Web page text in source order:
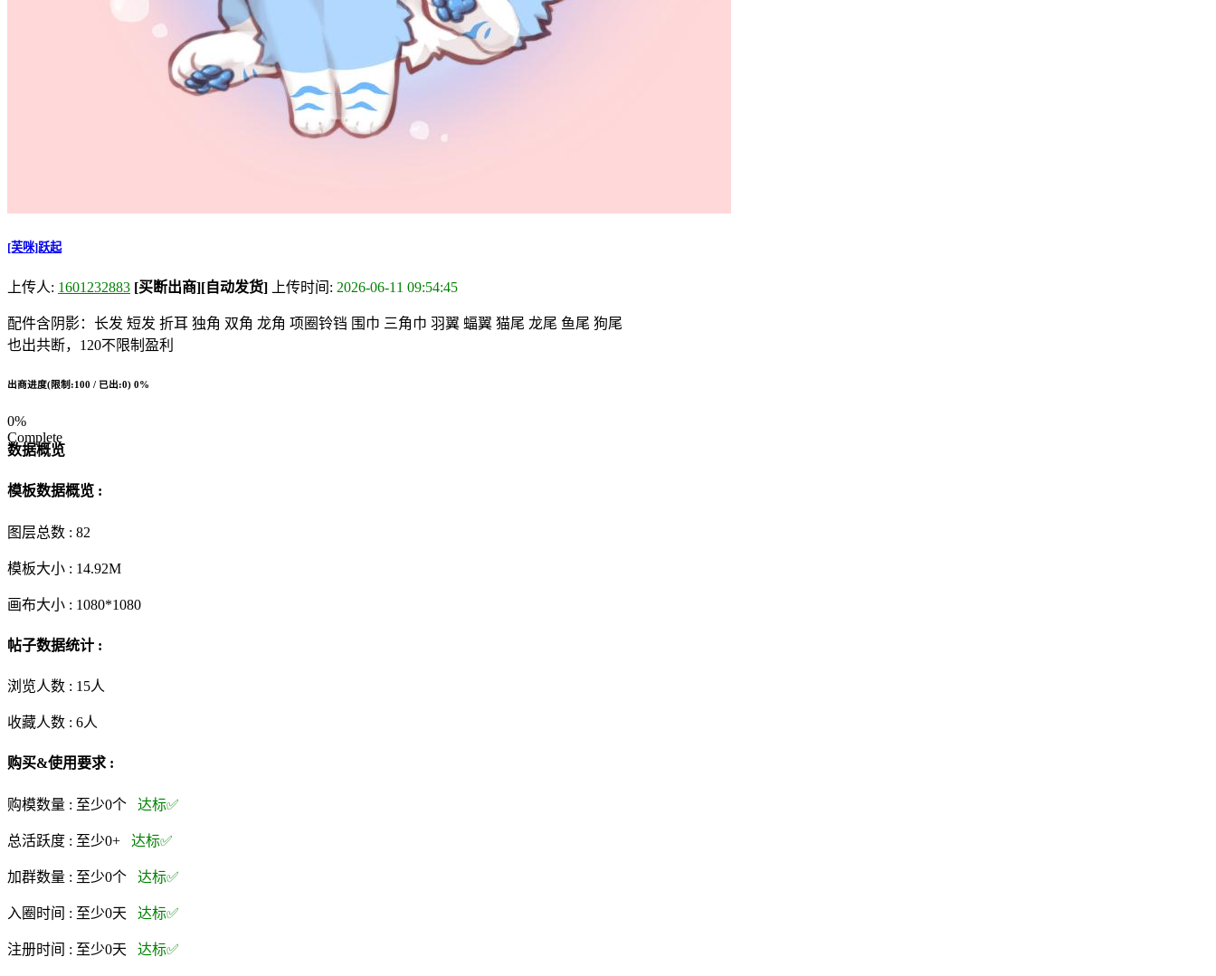
[芙咪]跃起
上传人: 1601232883 [买断出商][自动发货] 上传时间: 2026-06-11 09:54:45
配件含阴影：长发 短发 折耳 独角 双角 龙角 项圈铃铛 围巾 三角巾 羽翼 蝠翼 猫尾 龙尾 鱼尾 狗尾
也出共断，120不限制盈利
出商进度(限制:100 / 已出:0) 0%
0%
Complete
数据概览
模板数据概览 :
图层总数 : 82
模板大小 : 14.92M
画布大小 : 1080*1080
帖子数据统计 :
浏览人数 : 15人
收藏人数 : 6人
购买&使用要求 :
购模数量 : 至少0个 达标✅
总活跃度 : 至少0+ 达标✅
加群数量 : 至少0个 达标✅
入圈时间 : 至少0天 达标✅
注册时间 : 至少0天 达标✅